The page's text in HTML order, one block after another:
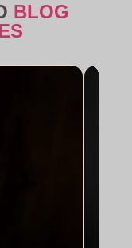
BLOG